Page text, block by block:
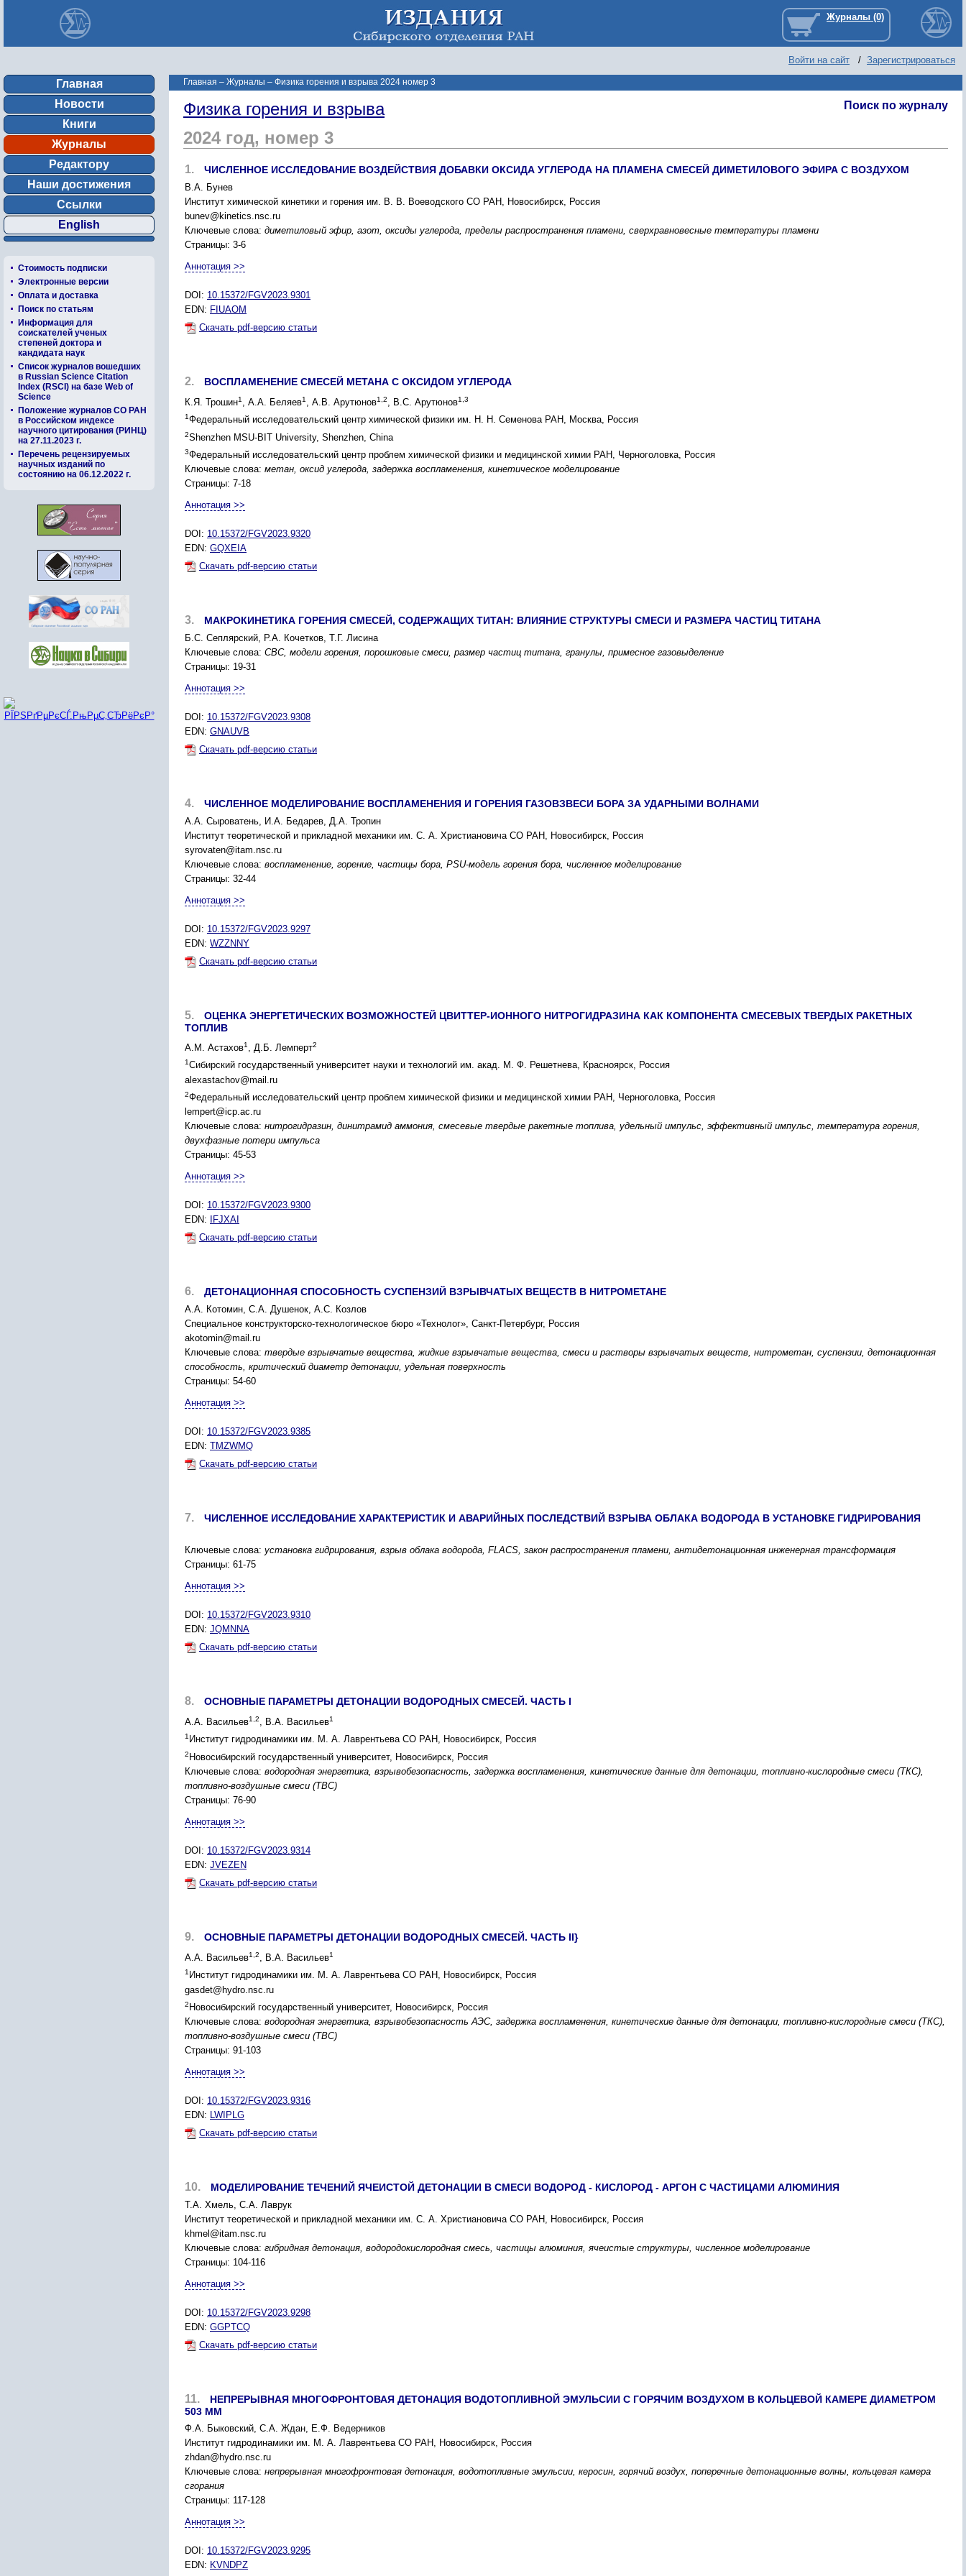
Войти на сайт / Зарегистрироваться
Главная
Новости
Книги
Журналы
Редактору
Наши достижения
Ссылки
English
Стоимость подписки
Электронные версии
Оплата и доставка
Поиск по статьям
Информация для
соискателей ученых
степеней доктора и
кандидата наук
Список журналов вошедших
в Russian Science Citation
Index (RSCI) на базе Web of
Science
Положение журналов СО РАН
в Российском индексе
научного цитирования (РИНЦ)
на 27.11.2023 г.
Перечень рецензируемых
научных изданий по
состоянию на 06.12.2022 г.
Главная – Журналы – Физика горения и взрыва 2024 номер 3
Поиск по журналу
Физика горения и взрыва
2024 год, номер 3
1. ЧИСЛЕННОЕ ИССЛЕДОВАНИЕ ВОЗДЕЙСТВИЯ ДОБАВКИ ОКСИДА УГЛЕРОДА НА ПЛАМЕНА СМЕСЕЙ ДИМЕТИЛОВОГО ЭФИРА С ВОЗДУХОМ
В.А. Бунев
Институт химической кинетики и горения им. В. В. Воеводского СО РАН, Новосибирск, Россия
bunev@kinetics.nsc.ru
Ключевые слова: диметиловый эфир, азот, оксиды углерода, пределы распространения пламени, сверхравновесные температуры пламени
Страницы: 3-6
Аннотация >>
DOI: 10.15372/FGV2023.9301
EDN: FIUAOM
Скачать pdf-версию статьи
2. ВОСПЛАМЕНЕНИЕ СМЕСЕЙ МЕТАНА С ОКСИДОМ УГЛЕРОДА
К.Я. Трошин1 , А.А. Беляев1 , А.В. Арутюнов1,2, В.С. Арутюнов1,3
1Федеральный исследовательский центр химической физики им. Н. Н. Семенова РАН, Москва, Россия
2Shenzhen MSU-BIT University, Shenzhen, China
3Федеральный исследовательский центр проблем химической физики и медицинской химии РАН, Черноголовка, Россия
Ключевые слова: метан, оксид углерода, задержка воспламенения, кинетическое моделирование
Страницы: 7-18
Аннотация >>
DOI: 10.15372/FGV2023.9320
EDN: GQXEIA
Скачать pdf-версию статьи
3. МАКРОКИНЕТИКА ГОРЕНИЯ СМЕСЕЙ, СОДЕРЖАЩИХ ТИТАН: ВЛИЯНИЕ СТРУКТУРЫ СМЕСИ И РАЗМЕРА ЧАСТИЦ ТИТАНА
Б.С. Сеплярский, Р.А. Кочетков, Т.Г. Лисина
Ключевые слова: СВС, модели горения, порошковые смеси, размер частиц титана, гранулы, примесное газовыделение
Страницы: 19-31
Аннотация >>
DOI: 10.15372/FGV2023.9308
EDN: GNAUVB
Скачать pdf-версию статьи
4. ЧИСЛЕННОЕ МОДЕЛИРОВАНИЕ ВОСПЛАМЕНЕНИЯ И ГОРЕНИЯ ГАЗОВЗВЕСИ БОРА ЗА УДАРНЫМИ ВОЛНАМИ
А.А. Сыроватень, И.А. Бедарев, Д.А. Тропин
Институт теоретической и прикладной механики им. С. А. Христиановича СО РАН, Новосибирск, Россия
syrovaten@itam.nsc.ru
Ключевые слова: воспламенение, горение, частицы бора, PSU-модель горения бора, численное моделирование
Страницы: 32-44
Аннотация >>
DOI: 10.15372/FGV2023.9297
EDN: WZZNNY
Скачать pdf-версию статьи
5.
ОЦЕНКА ЭНЕРГЕТИЧЕСКИХ ВОЗМОЖНОСТЕЙ ЦВИТТЕР-ИОННОГО НИТРОГИДРАЗИНА КАК КОМПОНЕНТА СМЕСЕВЫХ ТВЕРДЫХ РАКЕТНЫХ
ТОПЛИВ
А.М. Астахов1 , Д.Б. Лемперт2
1Сибирский государственный университет науки и технологий им. акад. М. Ф. Решетнева, Красноярск, Россия
alexastachov@mail.ru
2Федеральный исследовательский центр проблем химической физики и медицинской химии РАН, Черноголовка, Россия
lempert@icp.ac.ru
Ключевые слова: нитрогидразин, динитрамид аммония, смесевые твердые ракетные топлива, удельный импульс, эффективный импульс, температура горения,
двухфазные потери импульса
Страницы: 45-53
Аннотация >>
DOI: 10.15372/FGV2023.9300
EDN:
IFJXAI
Скачать pdf-версию статьи
6. ДЕТОНАЦИОННАЯ СПОСОБНОСТЬ СУСПЕНЗИЙ ВЗРЫВЧАТЫХ ВЕЩЕСТВ В НИТРОМЕТАНЕ
А.А. Котомин, С.А. Душенок, А.С. Козлов
Специальное конструкторско-технологическое бюро «Технолог», Санкт-Петербург, Россия
akotomin@mail.ru
Ключевые слова: твердые взрывчатые вещества, жидкие взрывчатые вещества, смеси и растворы взрывчатых веществ, нитрометан, суспензии, детонационная
способность, критический диаметр детонации, удельная поверхность
Страницы: 54-60
Аннотация >>
DOI: 10.15372/FGV2023.9385
EDN: TMZWMQ
Скачать pdf-версию статьи
7. ЧИСЛЕННОЕ ИССЛЕДОВАНИЕ ХАРАКТЕРИСТИК И АВАРИЙНЫХ ПОСЛЕДСТВИЙ ВЗРЫВА ОБЛАКА ВОДОРОДА В УСТАНОВКЕ ГИДРИРОВАНИЯ
Ключевые слова: установка гидрирования, взрыв облака водорода, FLACS, закон распространения пламени, антидетонационная инженерная трансформация
Страницы: 61-75
Аннотация >>
DOI: 10.15372/FGV2023.9310
EDN: JQMNNA
Скачать pdf-версию статьи
8. ОСНОВНЫЕ ПАРАМЕТРЫ ДЕТОНАЦИИ ВОДОРОДНЫХ СМЕСЕЙ. ЧАСТЬ I
А.А. Васильев1,2, В.А. Васильев1
1 Институт гидродинамики им. М. А. Лаврентьева СО РАН, Новосибирск, Россия
2 Новосибирский государственный университет, Новосибирск, Россия
Ключевые слова: водородная энергетика, взрывобезопасность, задержка воспламенения, кинетические данные для детонации, топливно-кислородные смеси (ТКС),
топливно-воздушные смеси (ТВС)
Страницы: 76-90
Аннотация >>
DOI: 10.15372/FGV2023.9314
EDN: JVEZEN
Скачать pdf-версию статьи
9. ОСНОВНЫЕ ПАРАМЕТРЫ ДЕТОНАЦИИ ВОДОРОДНЫХ СМЕСЕЙ. ЧАСТЬ II}
А.А. Васильев1,2, В.А. Васильев1
1 Институт гидродинамики им. М. А. Лаврентьева СО РАН, Новосибирск, Россия
gasdet@hydro.nsc.ru
2 Новосибирский государственный университет, Новосибирск, Россия
Ключевые слова: водородная энергетика, взрывобезопасность АЭС, задержка воспламенения, кинетические данные для детонации, топливно-кислородные смеси (ТКС),
топливно-воздушные смеси (ТВС)
Страницы: 91-103
Аннотация >>
DOI: 10.15372/FGV2023.9316
EDN:
LWIPLG
Скачать pdf-версию статьи
10. МОДЕЛИРОВАНИЕ ТЕЧЕНИЙ ЯЧЕИСТОЙ ДЕТОНАЦИИ В СМЕСИ ВОДОРОД - КИСЛОРОД - АРГОН С ЧАСТИЦАМИ АЛЮМИНИЯ
Т.А. Хмель, С.А. Лаврук
Институт теоретической и прикладной механики им. С. А. Христиановича СО РАН, Новосибирск, Россия
khmel@itam.nsc.ru
Ключевые слова: гибридная детонация, водородокислородная смесь, частицы алюминия, ячеистые структуры, численное моделирование
Страницы: 104-116
Аннотация >>
DOI: 10.15372/FGV2023.9298
EDN: GGPTCQ
Скачать pdf-версию статьи
11.
НЕПРЕРЫВНАЯ МНОГОФРОНТОВАЯ ДЕТОНАЦИЯ ВОДОТОПЛИВНОЙ ЭМУЛЬСИИ С ГОРЯЧИМ ВОЗДУХОМ В КОЛЬЦЕВОЙ КАМЕРЕ ДИАМЕТРОМ
503 ММ
Ф.А. Быковский, С.А. Ждан, Е.Ф. Ведерников
Институт гидродинамики им. М. А. Лаврентьева СО РАН, Новосибирск, Россия
zhdan@hydro.nsc.ru
Ключевые слова: непрерывная многофронтовая детонация, водотопливные эмульсии, керосин, горячий воздух, поперечные детонационные волны, кольцевая камера
сгорания
Страницы: 117-128
Аннотация >>
DOI: 10.15372/FGV2023.9295
EDN: KVNDPZ